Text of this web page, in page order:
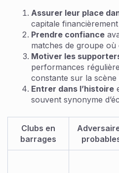
Assurer leur place
capitale
Prendre confiance
matches de groupe
Motiver les
performances
constante sur la scène
Entrer dans l’histoire
souvent synonyme
Clubs en
barrages